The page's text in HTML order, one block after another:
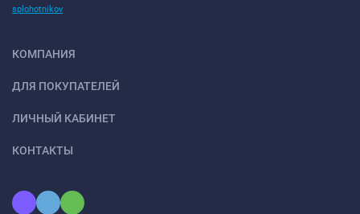
splohotnikov
КОМПАНИЯ
ДЛЯ ПОКУПАТЕЛЕЙ
ЛИЧНЫЙ КАБИНЕТ
КОНТАКТЫ